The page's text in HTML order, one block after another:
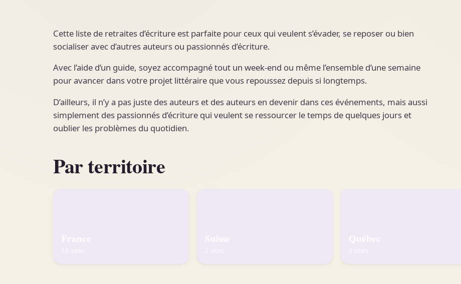
Cette liste de retraites d’écriture est parfaite pour ceux qui veulent s’évader, se reposer ou bien
socialiser avec d’autres auteurs ou passionnés d’écriture.
Avec l’aide d’un guide, soyez accompagné tout un week-end ou même l’ensemble d’une semaine
pour avancer dans votre projet littéraire que vous repoussez depuis si longtemps.
D’ailleurs, il n’y a pas juste des auteurs et des auteurs en devenir dans ces événements, mais aussi
simplement des passionnés d’écriture qui veulent se ressourcer le temps de quelques jours et
oublier les problèmes du quotidien.
Par territoire